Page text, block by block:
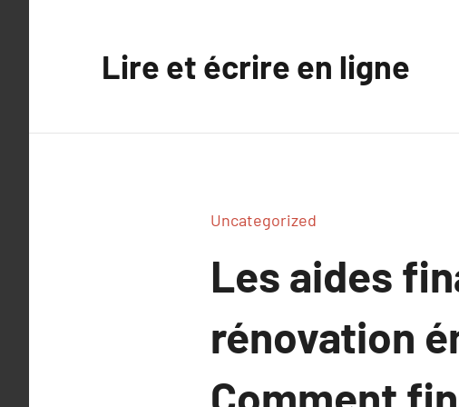
Lire et écrire en ligne
Uncategorized
Les aides
rénovation